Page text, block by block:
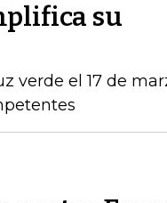
su
verde el 17 de